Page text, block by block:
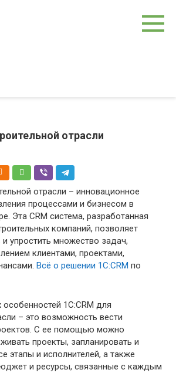
отрасли
отрасли – инновационное
процессами и бизнесом в
Эта CRM система, разработанная
компаний, позволяет
упростить множество задач,
клиентами, проектами,
Всё о решении 1C:CRM по
1C:CRM для
– это возможность вести
С ее помощью можно
проекты, запланировать и
этапы и исполнителей, а также
и ресурсы, связанные с каждым